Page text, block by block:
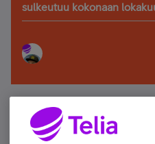
sulkeutuu kokonaan
Älä jää paitsi –